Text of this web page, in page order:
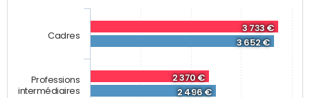
3 733 €
2 370 €
3 652 €
2 496 €
Cadres
Professions
intermédiaires